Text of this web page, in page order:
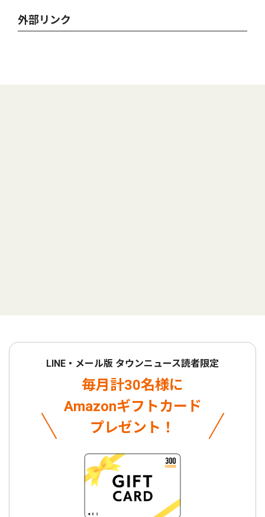
外部リンク
LINE・メール版 タウンニュース読者限定
毎月計30名様に
Amazonギフトカード
プレゼント！